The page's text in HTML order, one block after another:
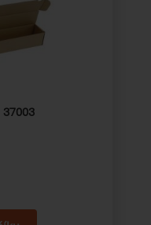
37003